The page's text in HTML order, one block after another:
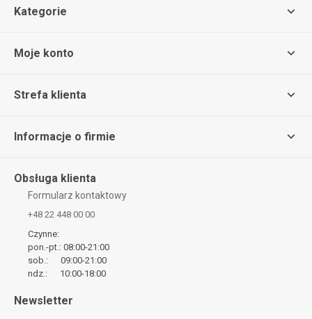
Kategorie
Moje konto
Strefa klienta
Informacje o firmie
Obsługa klienta
Formularz kontaktowy
+48 22 448 00 00
Czynne:
pon.-pt.: 08:00-21:00
sob.: 09:00-21:00
ndz.: 10:00-18:00
Newsletter